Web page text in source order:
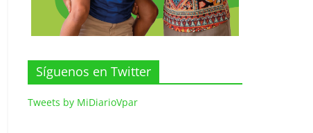
Síguenos en Twitter
Tweets by MiDiarioVpar